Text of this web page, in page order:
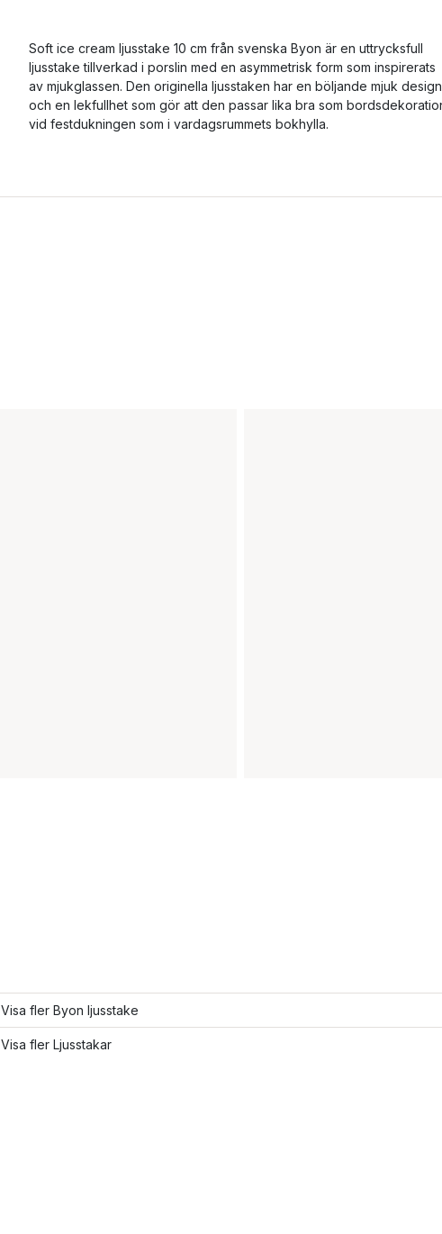
Soft ice cream ljusstake 10 cm från svenska Byon är en uttrycksfull
ljusstake tillverkad i porslin med en asymmetrisk form som inspirerats
av mjukglassen. Den originella ljusstaken har en böljande mjuk design
och en lekfullhet som gör att den passar lika bra som
vid festdukningen som i vardagsrummets bokhylla.
Visa fler Byon ljusstake
Visa fler Ljusstakar